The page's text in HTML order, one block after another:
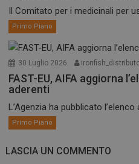
Il Comitato per i medicinali per
Primo Piano
30 Luglio 2026
FAST-EU, AIFA aggiorna
aderenti
L’Agenzia ha pubblicato l’elenco
Primo Piano
LASCIA UN COMMENTO